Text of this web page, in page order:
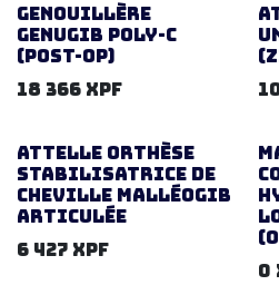
Genouillère
GENUGIB POLY-C
(Post-Op)
18 366 XPF
Attelle Orthèse
stabilisatrice de
cheville Malléogib
Articulée
6 427 XPF
0